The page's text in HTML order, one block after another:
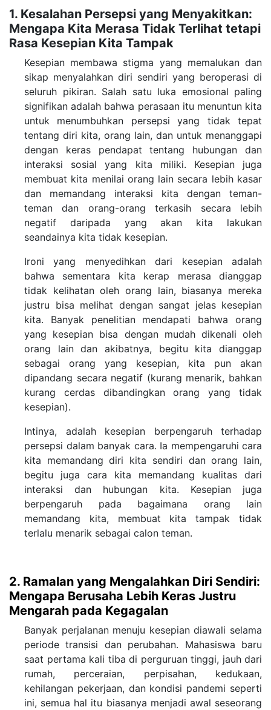
1. Kesalahan Persepsi yang Menyakitkan:
Mengapa Kita Merasa Tidak Terlihat tetapi
Rasa Kesepian Kita Tampak
Kesepian membawa stigma yang memalukan dan
sikap menyalahkan diri sendiri yang beroperasi di
seluruh pikiran. Salah satu luka emosional paling
signifikan adalah bahwa perasaan itu menuntun kita
untuk menumbuhkan persepsi yang tidak tepat
tentang diri kita, orang lain, dan untuk menanggapi
dengan keras pendapat tentang hubungan dan
interaksi sosial yang kita miliki. Kesepian juga
membuat kita menilai orang lain secara lebih kasar
dan memandang interaksi kita dengan teman-
teman dan orang-orang terkasih secara lebih
negatif daripada yang akan kita lakukan
seandainya kita tidak kesepian.
Ironi yang menyedihkan dari kesepian adalah
bahwa sementara kita kerap merasa dianggap
tidak kelihatan oleh orang lain, biasanya mereka
justru bisa melihat dengan sangat jelas kesepian
kita. Banyak penelitian mendapati bahwa orang
yang kesepian bisa dengan mudah dikenali oleh
orang lain dan akibatnya, begitu kita dianggap
sebagai orang yang kesepian, kita pun akan
dipandang secara negatif (kurang menarik, bahkan
kurang cerdas dibandingkan orang yang tidak
kesepian).
Intinya, adalah kesepian berpengaruh terhadap
persepsi dalam banyak cara. Ia mempengaruhi cara
kita memandang diri kita sendiri dan orang lain,
begitu juga cara kita memandang kualitas dari
interaksi dan hubungan kita. Kesepian juga
berpengaruh pada bagaimana orang lain
memandang kita, membuat kita tampak tidak
terlalu menarik sebagai calon teman.
2. Ramalan yang Mengalahkan Diri Sendiri:
Mengapa Berusaha Lebih Keras Justru
Mengarah pada Kegagalan
Banyak perjalanan menuju kesepian diawali selama
periode transisi dan perubahan. Mahasiswa baru
saat pertama kali tiba di perguruan tinggi, jauh dari
rumah, perceraian, perpisahan, kedukaan,
kehilangan pekerjaan, dan kondisi pandemi seperti
ini, semua hal itu biasanya menjadi awal seseorang